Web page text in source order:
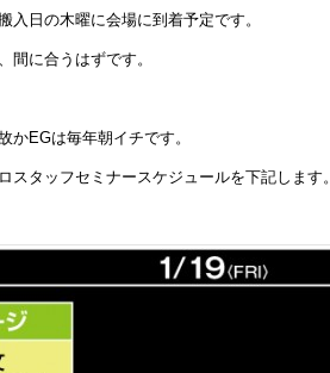
入日の木曜に会場に到着予定です。
間に合うはずです。
かEGは毎年朝イチです。
スタッフセミナースケジュールを下記します